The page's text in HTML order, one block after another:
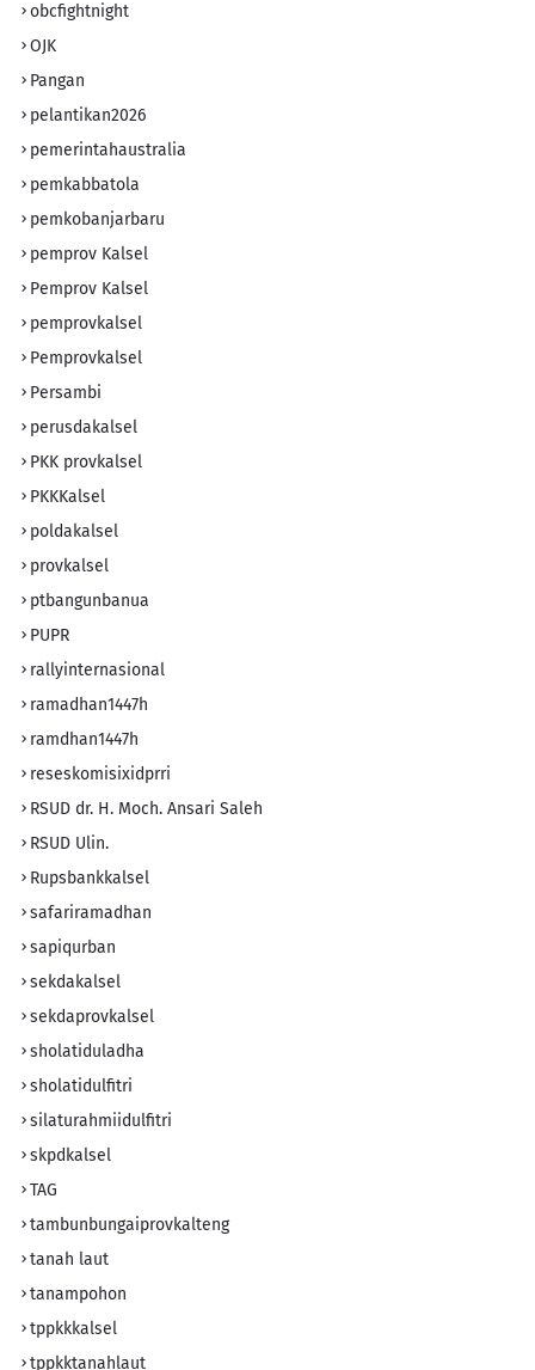
obcfightnight
OJK
Pangan
pelantikan2026
pemerintahaustralia
pemkabbatola
pemkobanjarbaru
pemprov Kalsel
Pemprov Kalsel
pemprovkalsel
Pemprovkalsel
Persambi
perusdakalsel
PKK provkalsel
PKKKalsel
poldakalsel
provkalsel
ptbangunbanua
PUPR
rallyinternasional
ramadhan1447h
ramdhan1447h
reseskomisixidprri
RSUD dr. H. Moch. Ansari Saleh
RSUD Ulin.
Rupsbankkalsel
safariramadhan
sapiqurban
sekdakalsel
sekdaprovkalsel
sholatiduladha
sholatidulfitri
silaturahmiidulfitri
skpdkalsel
TAG
tambunbungaiprovkalteng
tanah laut
tanampohon
tppkkkalsel
tppkktanahlaut